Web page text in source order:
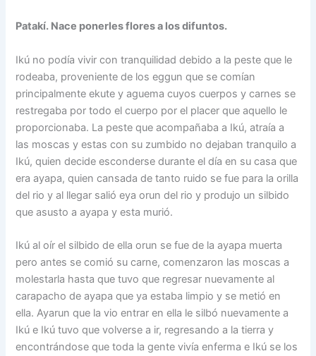
Patakí. Nace ponerles flores a los difuntos.
Ikú no podía vivir con tranquilidad debido a la peste que le
rodeaba, proveniente de los eggun que se comían
principalmente ekute y aguema cuyos cuerpos y carnes se
restregaba por todo el cuerpo por el placer que aquello le
proporcionaba. La peste que acompañaba a Ikú, atraía a
las moscas y estas con su zumbido no dejaban tranquilo a
Ikú, quien decide esconderse durante el día en su casa que
era ayapa, quien cansada de tanto ruido se fue para la orilla
del rio y al llegar salió eya orun del rio y produjo un silbido
que asusto a ayapa y esta murió.
Ikú al oír el silbido de ella orun se fue de la ayapa muerta
pero antes se comió su carne, comenzaron las moscas a
molestarla hasta que tuvo que regresar nuevamente al
carapacho de ayapa que ya estaba limpio y se metió en
ella. Ayarun que la vio entrar en ella le silbó nuevamente a
Ikú e Ikú tuvo que volverse a ir, regresando a la tierra y
encontrándose que toda la gente vivía enferma e Ikú se los